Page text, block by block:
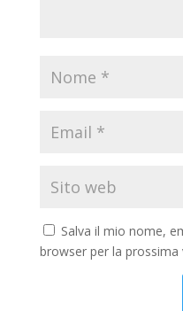
Salva il mio nome,
browser per la